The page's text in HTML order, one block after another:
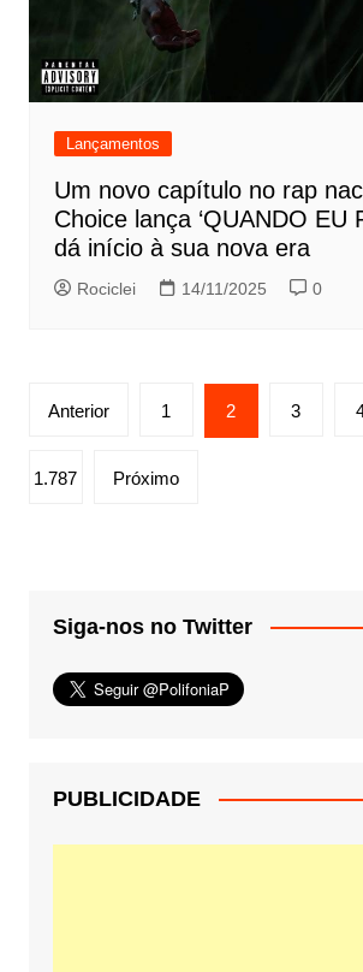
Lançamentos
Um novo capítulo no rap
Choice lança ‘QUANDO EU
dá início à sua nova era
Rociclei 14/11/2025 0
Paginação
posts
Anterior 1 2 3
1.787 Próximo
Siga-nos no Twitter
PUBLICIDADE